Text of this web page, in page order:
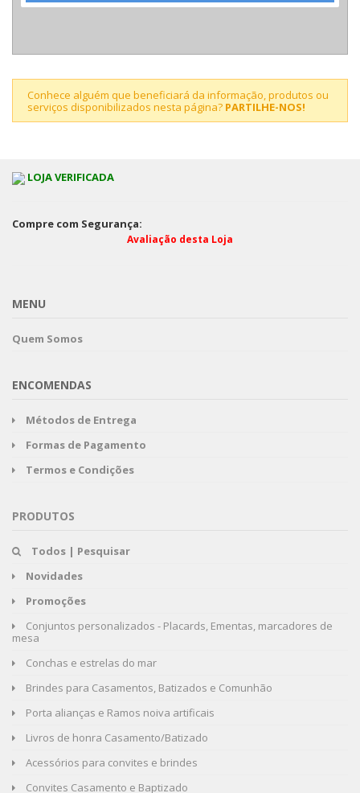
Conhece alguém que beneficiará da informação, produtos ou
serviços disponibilizados nesta página? PARTILHE-NOS!
LOJA VERIFICADA
Compre com Segurança:
Avaliação desta Loja
MENU
Quem Somos
ENCOMENDAS
Métodos de Entrega
Formas de Pagamento
Termos e Condições
PRODUTOS
Todos | Pesquisar
Novidades
Promoções
Conjuntos personalizados - Placards, Ementas, marcadores de
mesa
Conchas e estrelas do mar
Brindes para Casamentos, Batizados e Comunhão
Porta alianças e Ramos noiva artificais
Livros de honra Casamento/Batizado
Acessórios para convites e brindes
Convites Casamento e Baptizado